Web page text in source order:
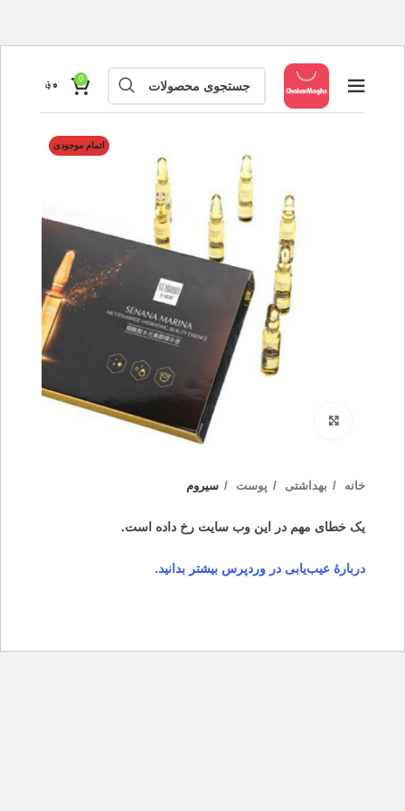
0 ۰؋
اتمام موجودی
خانه بهداشتی پوست سیروم
یک خطای مهم در این وب سایت رخ داده است.
دربارهٔ عیب‌یابی در وردپرس بیشتر بدانید.